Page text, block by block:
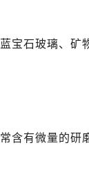
宝石玻璃、矿
含有微量的研